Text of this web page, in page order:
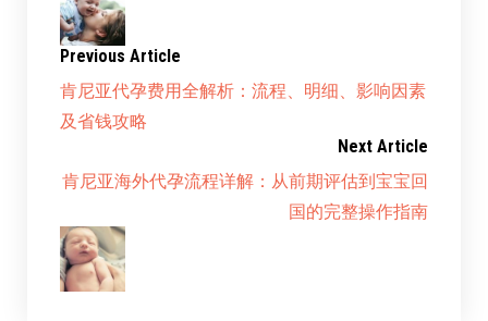
Previous Article
肯尼亚代孕费用全解析：流程、明细、影响因素
及省钱攻略
Next Article
肯尼亚海外代孕流程详解：从前期评估到宝宝回
国的完整操作指南